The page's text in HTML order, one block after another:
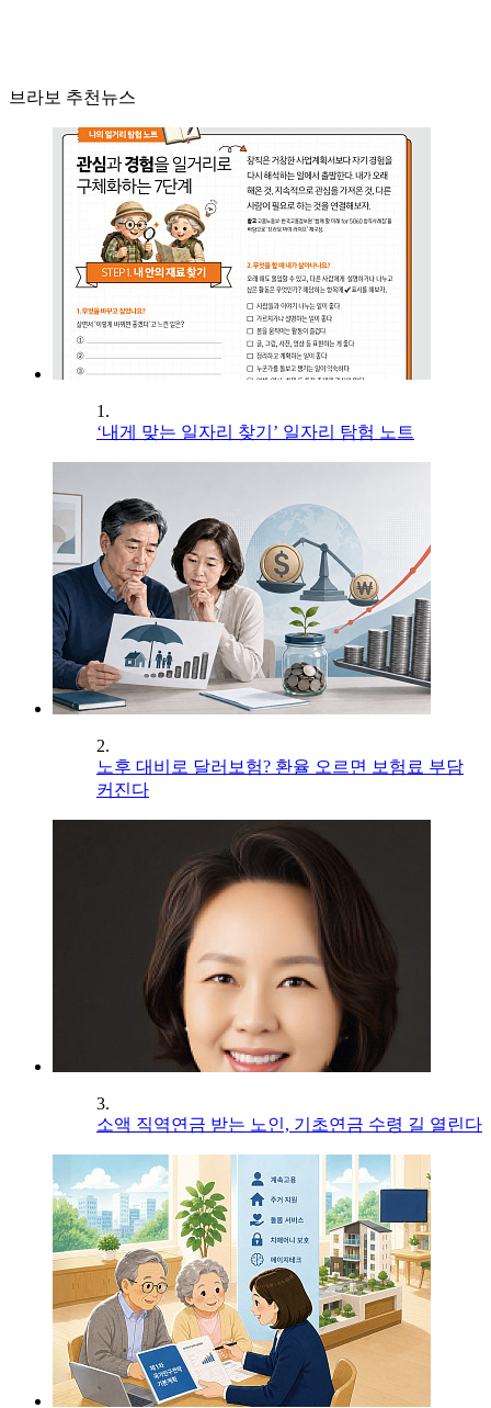
브라보 추천뉴스
1.
‘내게 맞는 일자리 찾기’ 일자리 탐험 노트
2.
노후 대비로 달러보험? 환율 오르면 보험료 부담
커진다
3.
소액 직역연금 받는 노인, 기초연금 수령 길 열린다